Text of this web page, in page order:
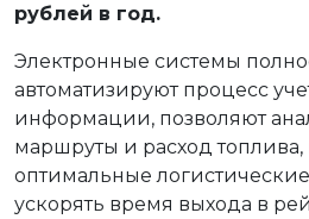
рублей в год.
Электронные системы
автоматизируют процесс
информации, позволяют
маршруты и расход топлива,
оптимальные
ускорять время выхода в